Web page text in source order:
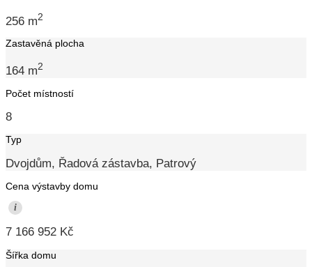
256 m2
Zastavěná plocha
164 m2
Počet místností
8
Typ
Dvojdům, Řadová zástavba, Patrový
Cena výstavby domu
i
7 166 952 Kč
Šířka domu